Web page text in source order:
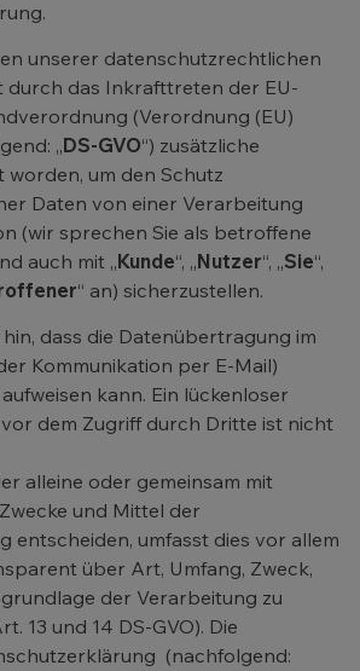
unserer datenschutzrechtlichen
durch das Inkrafttreten der EU-
(Verordnung (EU)
„DS-GVO“) zusätzliche
worden, um den Schutz
Daten von einer Verarbeitung
(wir sprechen Sie als betroffene
auch mit „Kunde“, „Nutzer“, „Sie“,
“ an) sicherzustellen.
dass die Datenübertragung im
Kommunikation per E-Mail)
kann. Ein lückenloser
dem Zugriff durch Dritte ist nicht
alleine oder gemeinsam mit
und Mittel der
entscheiden, umfasst dies vor allem
über Art, Umfang, Zweck,
der Verarbeitung zu
13 und 14 DS-GVO). Die
(nachfolgend: